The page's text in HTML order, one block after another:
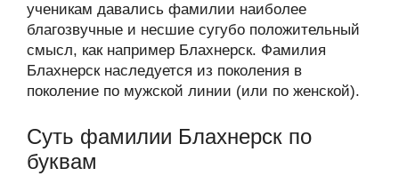
ученикам давались фамилии наиболее
благозвучные и несшие сугубо положительный
смысл, как например Блахнерск. Фамилия
Блахнерск наследуется из поколения в
поколение по мужской линии (или по женской).
Суть фамилии Блахнерск по
буквам